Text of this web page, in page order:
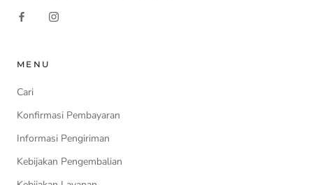
MENU
Cari
Konfirmasi Pembayaran
Informasi Pengiriman
Kebijakan Pengembalian